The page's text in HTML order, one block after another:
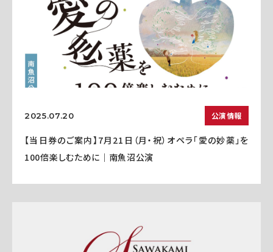
2025.07.20 公演情報
【当日券のご案内】7月21日（月・祝）オペラ「愛の妙薬」を
100倍楽しむために｜南魚沼公演